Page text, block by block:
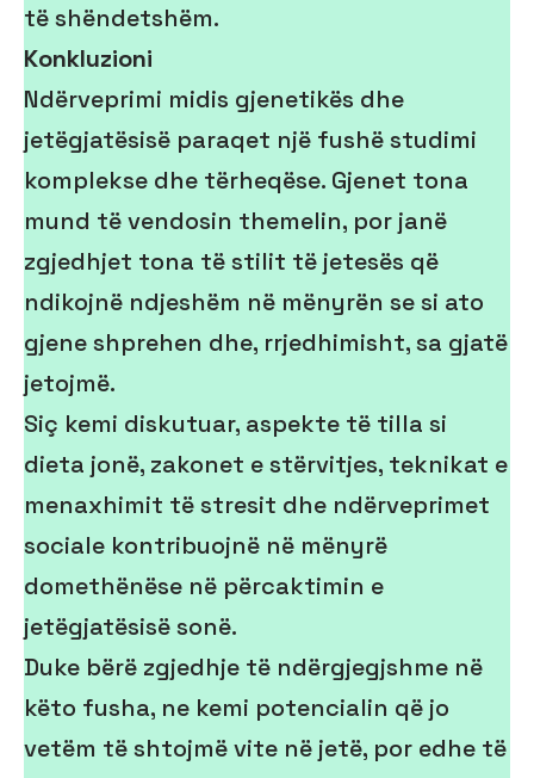
të shëndetshëm.
Konkluzioni
Ndërveprimi midis gjenetikës dhe
jetëgjatësisë paraqet një fushë studimi
komplekse dhe tërheqëse. Gjenet tona
mund të vendosin themelin, por janë
zgjedhjet tona të stilit të jetesës që
ndikojnë ndjeshëm në mënyrën se si ato
gjene shprehen dhe, rrjedhimisht, sa gjatë
jetojmë.
Siç kemi diskutuar, aspekte të tilla si
dieta jonë, zakonet e stërvitjes, teknikat e
menaxhimit të stresit dhe ndërveprimet
sociale kontribuojnë në mënyrë
domethënëse në përcaktimin e
jetëgjatësisë sonë.
Duke bërë zgjedhje të ndërgjegjshme në
këto fusha, ne kemi potencialin që jo
vetëm të shtojmë vite në jetë, por edhe të